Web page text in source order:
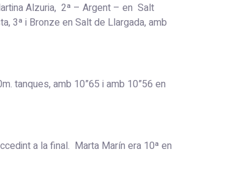
Alzuria, 2ª – Argent – en Salt
3ª i Bronze en Salt de Llargada, amb
tanques, amb 10”65 i amb 10”56 en
a la final. Marta Marín era 10ª en